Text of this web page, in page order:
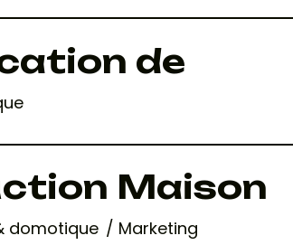
de
Maison
domotique Marketing